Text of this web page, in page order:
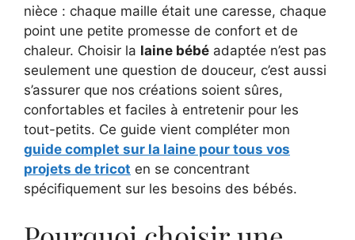
nièce : chaque maille était une caresse, chaque
point une petite promesse de confort et de
chaleur. Choisir la laine bébé adaptée n’est pas
seulement une question de douceur, c’est aussi
s’assurer que nos créations soient sûres,
confortables et faciles à entretenir pour les
tout-petits. Ce guide vient compléter mon
guide complet sur la laine pour tous vos
projets de tricot en se concentrant
spécifiquement sur les besoins des bébés.